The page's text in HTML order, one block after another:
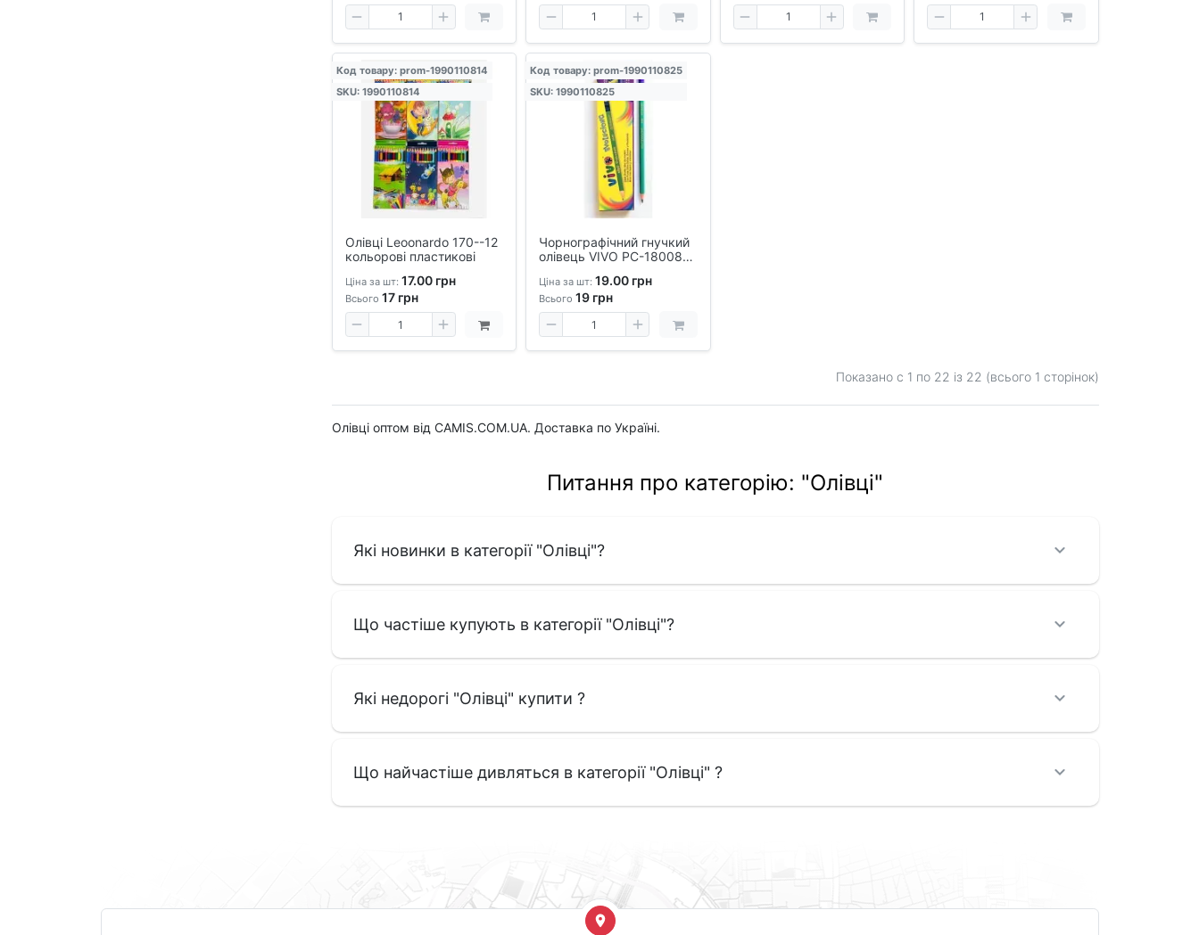
Олівці Leoonardo 170--12
кольорові пластикові
Код товару: prom-1990110814
SKU: 1990110814
Ціна за шт: 17.00 грн
Всього 17грн
Чорнографічний гнучкий
олівець VIVO PC-18008
професійний, для
креслення та навчання
Код товару: prom-1990110825
SKU: 1990110825
Ціна за шт: 19.00 грн
Всього 19 грн
Показано с 1 по 22 із 22 (всього 1 сторінок)
Олівці оптом від CAMIS.COM.UA. Доставка по Україні.
Питання про категорію: "Олівці"
Які новинки в категорії "Олівці"?
Що частіше купують в категорії "Олівці"?
Які недорогі "Олівці" купити ?
Що найчастіше дивляться в категорії "Олівці" ?